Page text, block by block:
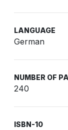
LANGUAGE
German
NUMBER OF
240
ISBN-10